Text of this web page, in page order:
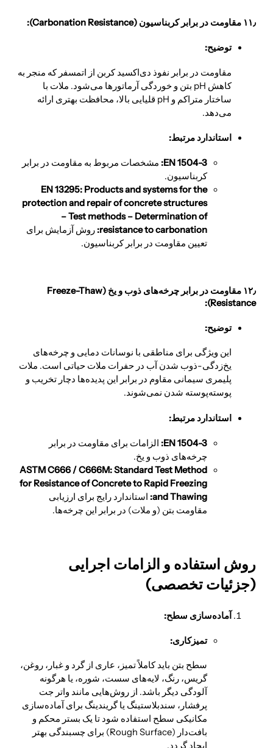
۱۱٫ مقاومت در برابر کربناسیون (Carbonation Resistance):
توضیح:
مقاومت در برابر نفوذ دی‌اکسید کربن از اتمسفر که منجر به
کاهش pH بتن و خوردگی آرماتورها می‌شود. ملات با
ساختار متراکم و pH قلیایی بالا، محافظت بهتری ارائه
می‌دهد.
استاندارد مرتبط:
EN 1504-3: مشخصات مربوط به مقاومت در برابر
کربناسیون.
EN 13295: Products and systems for the
protection and repair of concrete structures
– Test methods – Determination of
resistance to carbonation: روش آزمایش برای
تعیین مقاومت در برابر کربناسیون.
۱۲٫ مقاومت در برابر چرخه‌های ذوب و یخ (Freeze-Thaw
Resistance):
توضیح:
این ویژگی برای مناطقی با نوسانات دمایی و چرخه‌های
یخ‌زدگی-ذوب شدن آب در حفرات ملات حیاتی است. ملات
پلیمری سیمانی مقاوم در برابر این پدیده‌ها دچار تخریب و
پوسته‌پوسته شدن نمی‌شوند.
استاندارد مرتبط:
EN 1504-3
: الزامات برای مقاومت در برابر
چرخه‌های ذوب و یخ.
ASTM C666 / C666M: Standard Test Method
for Resistance of Concrete to Rapid Freezing
and Thawing: استاندارد رایج برای ارزیابی
مقاومت بتن (و ملات) در برابر این چرخه‌ها.
روش استفاده و الزامات اجرایی
(جزئیات تخصصی)
آماده‌سازی سطح:
تمیزکاری:
سطح بتن باید کاملاً تمیز، عاری از گرد و غبار، روغن،
گریس، رنگ، لایه‌های سست، شوره، یا هرگونه
آلودگی دیگر باشد. از روش‌هایی مانند واتر جت
پرفشار، سندبلاستینگ یا گریندینگ برای آماده‌سازی
مکانیکی سطح استفاده شود تا یک بستر محکم و
بافت‌دار (Rough Surface) برای چسبندگی بهتر